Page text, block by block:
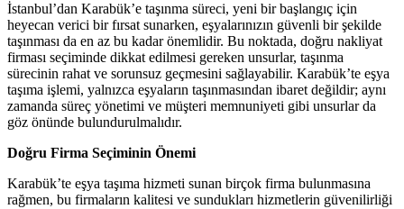
İstanbul’dan Karabük’e taşınma süreci, yeni bir başlangıç için
heyecan verici bir fırsat sunarken, eşyalarınızın güvenli bir şekilde
taşınması da en az bu kadar önemlidir. Bu noktada, doğru nakliyat
firması seçiminde dikkat edilmesi gereken unsurlar, taşınma
sürecinin rahat ve sorunsuz geçmesini sağlayabilir. Karabük’te eşya
taşıma işlemi, yalnızca eşyaların taşınmasından ibaret değildir; aynı
zamanda süreç yönetimi ve müşteri memnuniyeti gibi unsurlar da
göz önünde bulundurulmalıdır.
Doğru Firma Seçiminin Önemi
Karabük’te eşya taşıma hizmeti sunan birçok firma bulunmasına
rağmen, bu firmaların kalitesi ve sundukları hizmetlerin güvenilirliği